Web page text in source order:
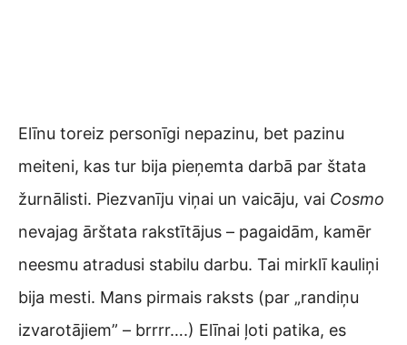
Elīnu toreiz personīgi nepazinu, bet pazinu
meiteni, kas tur bija pieņemta darbā par štata
žurnālisti. Piezvanīju viņai un vaicāju, vai Cosmo
nevajag ārštata rakstītājus – pagaidām, kamēr
neesmu atradusi stabilu darbu. Tai mirklī kauliņi
bija mesti. Mans pirmais raksts (par „randiņu
izvarotājiem” – brrrr….) Elīnai ļoti patika, es